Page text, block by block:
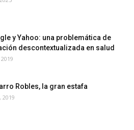
y Yahoo: una problemática de
descontextualizada en salud
Robles, la gran estafa